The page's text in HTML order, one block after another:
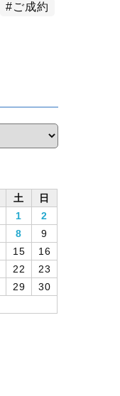
ご成約
土
日
1
2
8
9
15
16
22
23
29
30